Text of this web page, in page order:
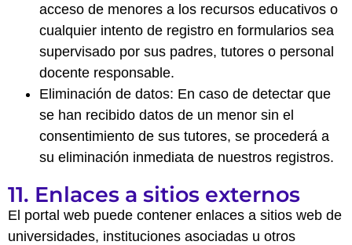
acceso de menores a los recursos educativos o
cualquier intento de registro en formularios sea
supervisado por sus padres, tutores o personal
docente responsable.
Eliminación de datos: En caso de detectar que
se han recibido datos de un menor sin el
consentimiento de sus tutores, se procederá a
su eliminación inmediata de nuestros registros.
11. Enlaces a sitios externos
El portal web puede contener enlaces a sitios web de
universidades, instituciones asociadas u otros